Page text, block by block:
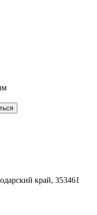
край, 353461